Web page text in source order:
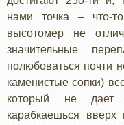
нами точка – что-
высотомер не
значительные
полюбоваться почти
каменистые сопки)
который не дает
карабкаешься